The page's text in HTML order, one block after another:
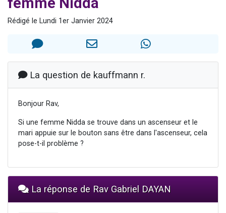
2 personnes viennent de faire un don pour 1 Journée de Vacances Pour les Enfants
Rédigé le Lundi 1er Janvier 2024
La question de kauffmann r.
Bonjour Rav,
Si une femme Nidda se trouve dans un ascenseur et le
mari appuie sur le bouton sans être dans l'ascenseur, cela
pose-t-il problème ?
La réponse de Rav Gabriel DAYAN